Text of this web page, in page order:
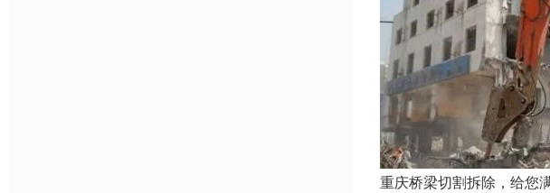
重庆桥梁切割拆除，给您